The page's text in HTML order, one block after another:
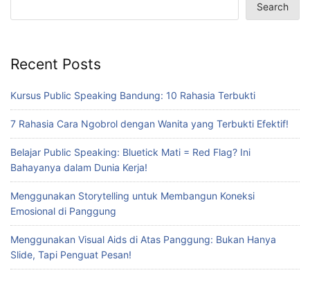
Search
Recent Posts
Kursus Public Speaking Bandung: 10 Rahasia Terbukti
7 Rahasia Cara Ngobrol dengan Wanita yang Terbukti Efektif!
Belajar Public Speaking: Bluetick Mati = Red Flag? Ini
Bahayanya dalam Dunia Kerja!
Menggunakan Storytelling untuk Membangun Koneksi
Emosional di Panggung
Menggunakan Visual Aids di Atas Panggung: Bukan Hanya
Slide, Tapi Penguat Pesan!